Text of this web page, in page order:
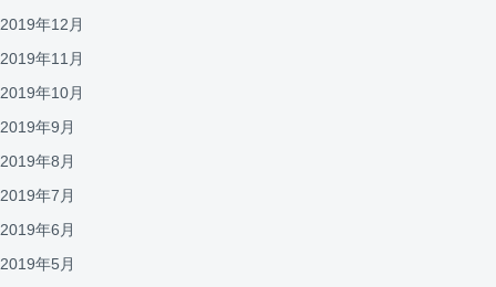
2019年12月
2019年11月
2019年10月
2019年9月
2019年8月
2019年7月
2019年6月
2019年5月